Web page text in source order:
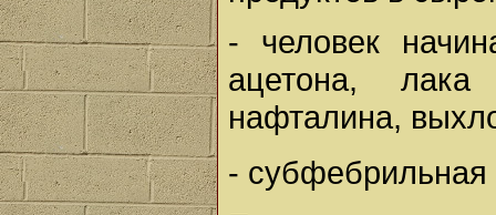
- человек
ацетона,
нафталина,
-